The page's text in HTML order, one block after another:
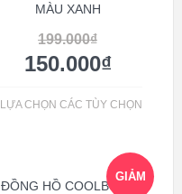
MÀU XANH
199.000₫
150.000₫
LỰA CHỌN CÁC TÙY CHỌN
GIẢM
ĐỒNG HỒ COOLBOSS